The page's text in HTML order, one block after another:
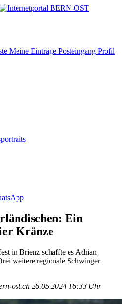
Meine Einträge Posteingang Profil
Ein
Kränze
in Brienz schaffte es Adrian
weitere regionale Schwinger
ost.ch 26.05.2024 16:33 Uhr